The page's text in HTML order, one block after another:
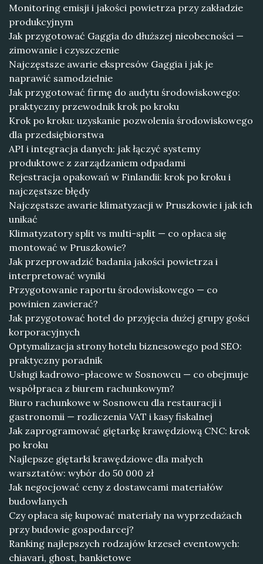
Monitoring emisji i jakości powietrza przy zakładzie
produkcyjnym
Jak przygotować Gaggia do dłuższej nieobecności —
zimowanie i czyszczenie
Najczęstsze awarie ekspresów Gaggia i jak je
naprawić samodzielnie
Jak przygotować firmę do audytu środowiskowego:
praktyczny przewodnik krok po kroku
Krok po kroku: uzyskanie pozwolenia środowiskowego
dla przedsiębiorstwa
API i integracja danych: jak łączyć systemy
produktowe z zarządzaniem odpadami
Rejestracja opakowań w Finlandii: krok po kroku i
najczęstsze błędy
Najczęstsze awarie klimatyzacji w Pruszkowie i jak ich
unikać
Klimatyzatory split vs multi-split — co opłaca się
montować w Pruszkowie?
Jak przeprowadzić badania jakości powietrza i
interpretować wyniki
Przygotowanie raportu środowiskowego — co
powinien zawierać?
Jak przygotować hotel do przyjęcia dużej grupy gości
korporacyjnych
Optymalizacja strony hotelu biznesowego pod SEO:
praktyczny poradnik
Usługi kadrowo-płacowe w Sosnowcu — co obejmuje
współpraca z biurem rachunkowym?
Biuro rachunkowe w Sosnowcu dla restauracji i
gastronomii — rozliczenia VAT i kasy fiskalnej
Jak zaprogramować giętarkę krawędziową CNC: krok
po kroku
Najlepsze giętarki krawędziowe dla małych
warsztatów: wybór do 50 000 zł
Jak negocjować ceny z dostawcami materiałów
budowlanych
Czy opłaca się kupować materiały na wyprzedażach
przy budowie gospodarcej?
Ranking najlepszych rodzajów krzeseł eventowych:
chiavari, ghost, bankietowe